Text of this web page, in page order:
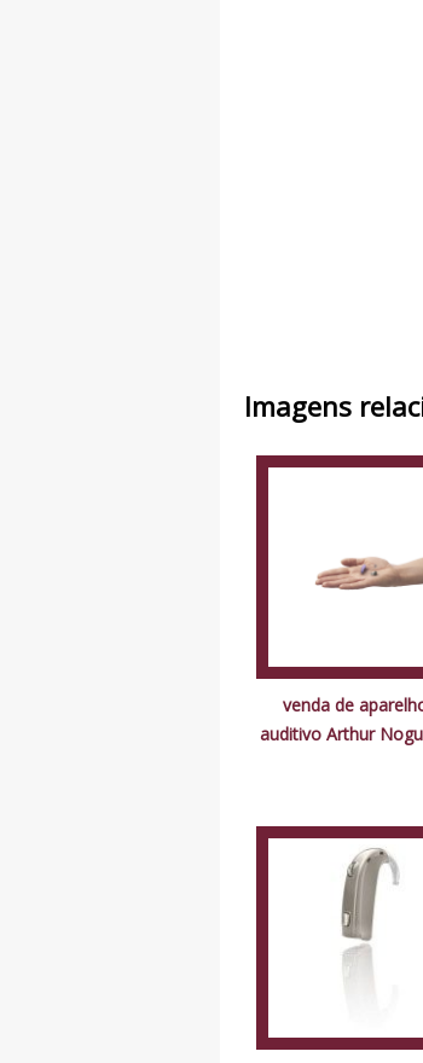
Imagens
venda de
auditivo Arthur